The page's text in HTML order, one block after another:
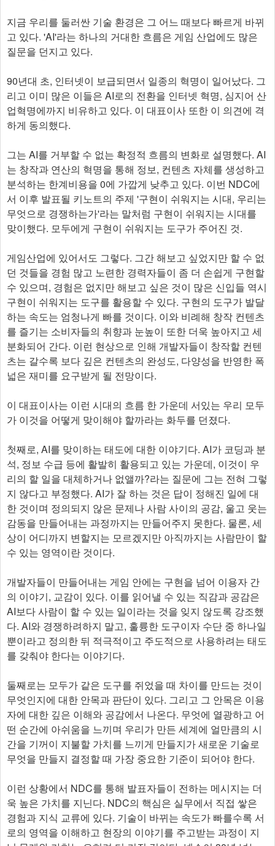
지금 우리를 둘러싼 기술 환경은 그 어느 때보다 빠르게 바뀌
고 있다. 'AI'라는 하나의 거대한 흐름은 게임 산업에도 많은
질문을 던지고 있다.
90년대 초, 인터넷이 보급되면서 일종의 혁명이 일어났다. 그
리고 이미 많은 이들은 AI로의 전환을 인터넷 혁명, 심지어 산
업혁명에까지 비유하고 있다. 이 대표이사 또한 이 의견에 격
하게 동의했다.
그는 AI를 거부할 수 없는 확정적 흐름의 변화로 설명했다. AI
는 창작과 연산의 혁명을 통해 정보, 컨텐츠 자체를 생성하고
분석하는 한계비용을 0에 가깝게 낮추고 있다. 이번 NDC에
서 이후 발표될 키노트의 주제 '구현이 쉬워지는 시대, 우리는
무엇으로 경쟁하는가'라는 말처럼 구현이 쉬워지는 시대를
맞이했다. 모두에게 구현이 쉬워지는 도구가 주어진 것.
게임산업에 있어서도 그렇다. 그간 해보고 싶었지만 할 수 없
던 것들을 경험 많고 노련한 경력자들이 좀 더 손쉽게 구현할
수 있으며, 경험은 없지만 해보고 싶은 것이 많은 신입들 역시
구현이 쉬워지는 도구를 활용할 수 있다. 구현의 도구가 발달
하는 속도는 엄청나게 빠를 것이다. 이와 비례해 창작 컨텐츠
를 즐기는 소비자들의 취향과 눈높이 또한 더욱 높아지고 세
분화되어 간다. 이런 현상으로 인해 개발자들이 창작할 컨텐
츠는 갈수록 보다 깊은 컨텐츠의 완성도, 다양성을 반영한 폭
넓은 재미를 요구받게 될 전망이다.
이 대표이사는 이런 시대의 흐름 한 가운데 서있는 우리 모두
가 이것을 어떻게 맞이해야 할까라는 화두를 던졌다.
첫째로, AI를 맞이하는 태도에 대한 이야기다. AI가 코딩과 분
석, 정보 수급 등에 활발히 활용되고 있는 가운데, 이것이 우
리의 할 일을 대체하거나 없앨까?라는 질문에 그는 전혀 그렇
지 않다고 부정했다. AI가 잘 하는 것은 답이 정해진 일에 대
한 것이며 정의되지 않은 문제나 사람 사이의 공감, 울고 웃는
감동을 만들어내는 과정까지는 만들어주지 못한다. 물론, 세
상이 어디까지 변할지는 모르겠지만 아직까지는 사람만이 할
수 있는 영역이란 것이다.
개발자들이 만들어내는 게임 안에는 구현을 넘어 이용자 간
의 이야기, 교감이 있다. 이를 읽어낼 수 있는 직감과 공감은
AI보다 사람이 할 수 있는 일이라는 것을 잊지 않도록 강조했
다. AI와 경쟁하려하지 말고, 훌륭한 도구이자 수단 중 하나일
뿐이라고 정의한 뒤 적극적이고 주도적으로 사용하려는 태도
를 갖춰야 한다는 이야기다.
둘째로는 모두가 같은 도구를 쥐었을 때 차이를 만드는 것이
무엇인지에 대한 안목과 판단이 있다. 그리고 그 안목은 이용
자에 대한 깊은 이해와 공감에서 나온다. 무엇에 열광하고 어
떤 순간에 아쉬움을 느끼며 우리가 만든 세계에 얼만큼의 시
간을 기꺼이 지불할 가치를 느끼게 만들지가 새로운 기술로
무엇을 만들지 결정할 때 가장 중요한 기준이 되어야 한다.
이런 상황에서 NDC를 통해 발표자들이 전하는 메시지는 더
욱 높은 가치를 지닌다. NDC의 핵심은 실무에서 직접 쌓은
경험과 지식 교류에 있다. 기술이 바뀌는 속도가 빠를수록 서
로의 영역을 이해하고 현장의 이야기를 주고받는 과정이 지